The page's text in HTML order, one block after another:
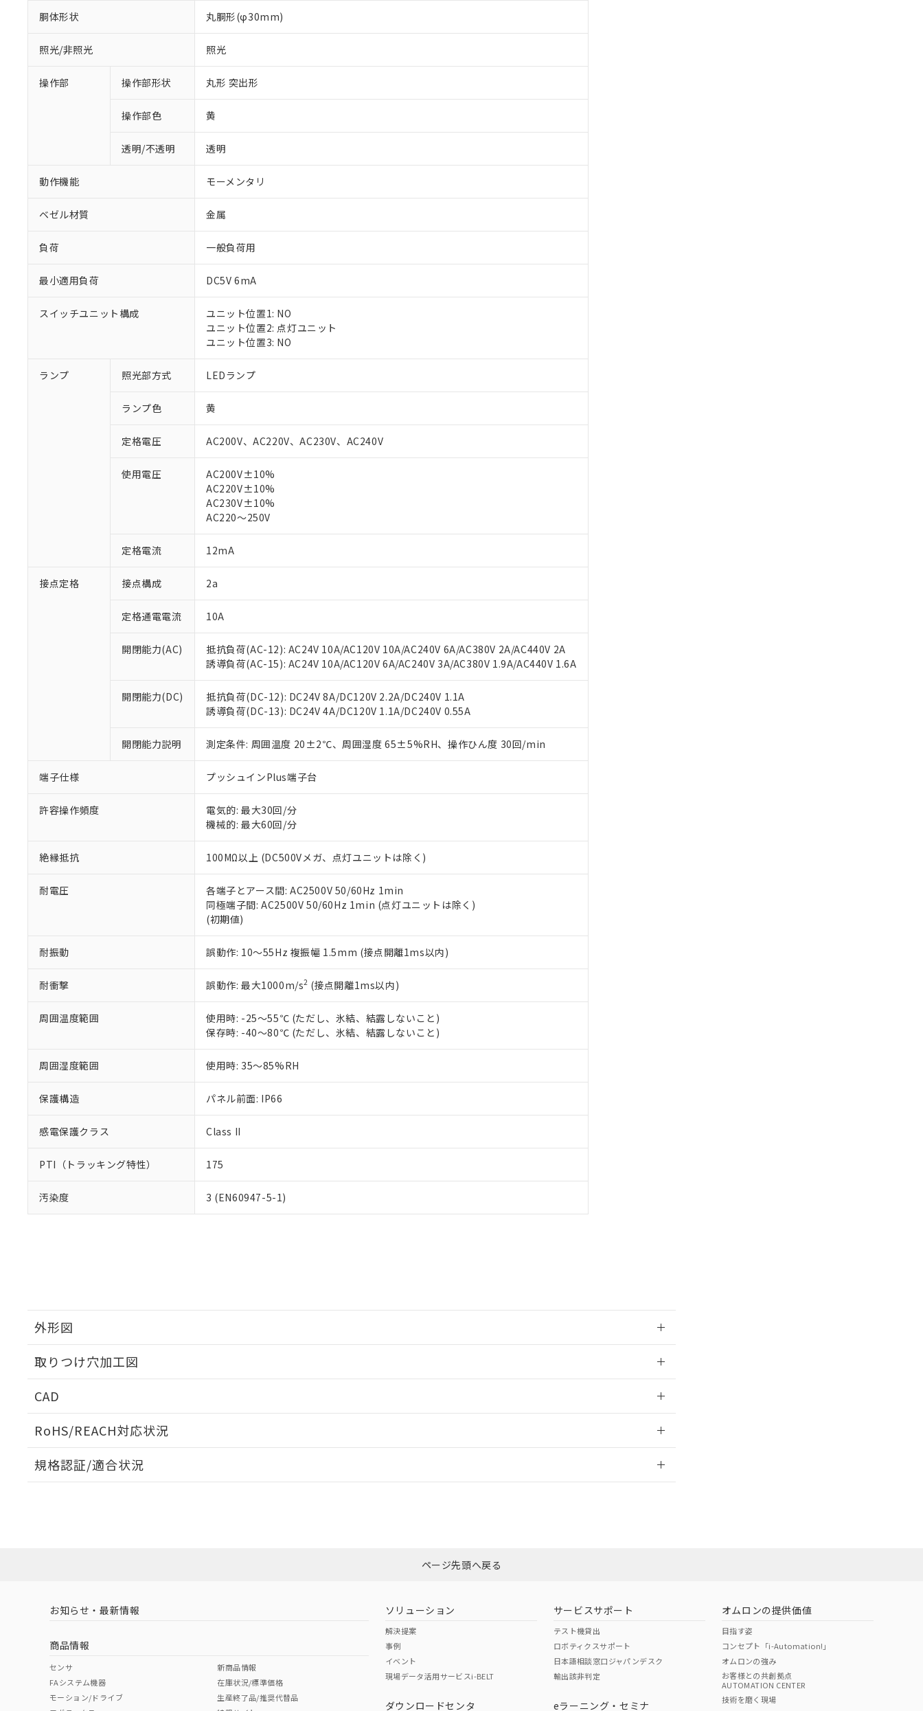
胴体形状 丸胴形(φ30mm)
照光/非照光 照光
操作部 操作部形状 丸形 突出形
操作部色 黄
透明/不透明 透明
動作機能 モーメンタリ
ベゼル材質 金属
負荷 一般負荷用
最小適用負荷 DC5V 6mA
スイッチユニット構成
ユニット位置1: NO
ユニット位置2: 点灯ユニット
ユニット位置3: NO
ランプ 照光部方式 LEDランプ
ランプ色 黄
定格電圧 AC200V、AC220V、AC230V、AC240V
使用電圧
AC200V±10%
AC220V±10%
AC230V±10%
AC220～250V
定格電流 12mA
接点定格 接点構成 2a
定格通電電流 10A
開閉能力(AC)
抵抗負荷(AC-12): AC24V 10A/AC120V 10A/AC240V 6A/AC380V 2A/AC440V 2A
誘導負荷(AC-15): AC24V 10A/AC120V 6A/AC240V 3A/AC380V 1.9A/AC440V 1.6A
開閉能力(DC)
抵抗負荷(DC-12): DC24V 8A/DC120V 2.2A/DC240V 1.1A
誘導負荷(DC-13): DC24V 4A/DC120V 1.1A/DC240V 0.55A
開閉能力説明 測定条件: 周囲温度 20±2℃、周囲湿度 65±5%RH、操作ひん度 30回/min
端子仕様 プッシュインPlus端子台
許容操作頻度
電気的: 最大30回/分
機械的: 最大60回/分
絶縁抵抗 100MΩ以上 (DC500Vメガ、点灯ユニットは除く)
耐電圧
各端子とアース間: AC2500V 50/60Hz 1min
同極端子間: AC2500V 50/60Hz 1min (点灯ユニットは除く)
(初期値)
耐振動 誤動作: 10～55Hz 複振幅 1.5mm (接点開離1ms以内)
耐衝撃 誤動作: 最大1000m/s2 (接点開離1ms以内)
周囲温度範囲
使用時: -25～55℃ (ただし、氷結、結露しないこと)
保存時: -40～80℃ (ただし、氷結、結露しないこと)
周囲湿度範囲 使用時: 35～85%RH
保護構造 パネル前面: IP66
感電保護クラス Class II
PTI（トラッキング特性） 175
汚染度 3 (EN60947-5-1)
外形図
取りつけ穴加工図
CAD
RoHS/REACH対応状況
EU RoHS 注意事項・凡例
ダウンロードはこちら
中国 RoHS 注意事項・凡例
中国 RoHS表
Pb Hg Cr(VI)
規格認証/適合状況
ご利用条件
以下の条件をお読みいただき、同意のうえご利用ください。
本サービスは、当社制御機器事業取扱商品の当社在庫状況および標準価格(税抜)を提供させていただ
当社販売員にご相談ください。
オムロン制御機器販売店や当社販売拠点は「販売ネットワーク
」をご確認ください。
在庫状況および標準価格結果を当社の事前の承諾なく第三者に漏洩または開示しないようお願いしま
す。
マイパーツ機能（部品リスト作成サービス）をご利用いただくには、I-Webメンバーズにご登録され
ている必要があります。
お客様が当ウェブサイト上で当社にご登録された部品リストについて、当社および当社の共同利用者
さい。
※当社の共同利用者とは、"個人情報の共同利用に関して"
の「1.共同利用者の範囲」に記載されて
いる法人を指します。
※1 対応状況
対応予定なし：EU RoHS指令（10物質）の非含有に非対応の商品で、対応品を出す予定はありません。
調査・確認中：EU RoHS指令（10物質）の非含有の対応状況を調査中または確認中の商品です。
非該当品：ライセンス料など無形物で、有害物質有無と関係のない商品です。
仕入先様の事情により、非含有部品としていたものが、含有品と判明した場合などやむを得ず変更すること
があります。
*EU RoHS指令（10物質）：
鉛(Pb) 1000ppm以下、 水銀(Hg) 1000ppm以下、 カドミウム(Cd) 100ppm以下、
六価クロム(Cr(Ⅵ)) 1000ppm以下、ポリ臭化ビフェニル類(PBB) 1000ppm以下、ポリ臭化ジフェニルエーテル類(PBDE) 1000ppm以下、
フタル酸ビス(2-エチルヘキシル) (DEHP)(別名：DOP) 1000ppm以下、フタル酸ブチルベンジル（BBP） 1000ppm以下、フタル酸ジブチ
※2 対応予定月
部品在庫の切り替え状況などにより、予定月が前後することがあります。
※3 非含有証明書ダウンロード
下記の非含有証明書をダウンロードすることができます。
EU RoHS指令（10物質）の非含有証明書
51物質の非含有証明書（当社基準）
※本証明書は発行日時点で非含有を証明するもので、過去に遡って非含有を証明するものではありません。
また、RoHS指令のフタル酸エステル類４物質の対応では、対応完了までの期間は出荷製品に未対応品が
混在することから備考欄に対応日を記載しておりました。
既に当社にて対応品への在庫切替を完了していることから、特段のことがない限り、2022年1月12日よ
り割愛しております。
※1 中国RoHS○×表
「○」：最大均質材料含有率が中国RoHSの基準値以下であることを示します。
「－」：未確認です。当社販売部門へお問い合わせください。
DBP(フタル酸ジブチル) : 1000ppm、 DIBP(フタル酸ジイソブチル) : 1000ppm、 BBP(フタル酸ブチルベンジル) : 1000ppm、
DEHP(フタル酸ビス(2-エチルヘキシル)) : 1000ppm
※2 環境保護使用期限
「ｅ」：有害物質（10物質）のすべてが基準値以下であることを示します。
「10」：通常の使用状況下において有害物質が外部に漏えいし、環境に深刻な影響を及ぼさない年数を意
味します。
「－」：未確認です。当社販売部門へお問い合わせください。
当社は、これら貴社製品のうち、外国為替および外国貿易法に定める商品（以下｢規制貨物等」とい
などの必要な手続きをとります。
当社は、貴社製品を第三者に販売する場合は、上記1、2および3の内容を当該第三者に通知します。
また当社は、販売先および販売に係わる関係者が違法に輸出するおそれがある場合は、取り引きをい
たしません。
合意する キャンセル
記
号
○ 一定数以上の在庫あり
△ 一定数には満たないが在庫あり
－
在庫なし(最新の在庫状況については、お客様のお取引先、またはお客様担当のオムロン制御
機器販売店・当社販売員にご確認ください)
空
白
受注生産機種、また在庫状況の情報を公開していない機種
ページ先頭へ戻る
お知らせ・最新情報
商品情報
センサ
FAシステム機器
モーション/ドライブ
新商品情報
在庫状況/標準価格
生産終了品/推奨代替品
ソリューション
解決提案
事例
イベント
現場データ活用サービスi-BELT
ダウンロードセンタ
サービスサポート
テスト機貸出
ロボティクスサポート
日本語相談窓口ジャパンデスク
輸出該非判定
eラーニング・セミナ
オムロンの提供価値
目指す姿
コンセプト「i-Automation!」
オムロンの強み
お客様との共創拠点
AUTOMATION CENTER
技術を磨く現場